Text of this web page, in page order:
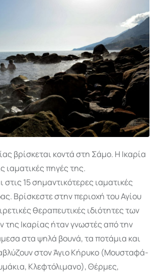
βρίσκεται κοντά στη Σάμο. Η Ικαρία
ιαματικές πηγές της.
στις 15 σημαντικότερες ιαματικές
Βρίσκεστε στην περιοχή του Αγίου
θεραπευτικές ιδιότητες των
της Ικαρίας ήταν γνωστές από την
στα ψηλά βουνά, τα ποτάμια και
στον Άγιο Κήρυκο (Μουσταφά-
Κλεφτόλιμανο), Θέρμες,